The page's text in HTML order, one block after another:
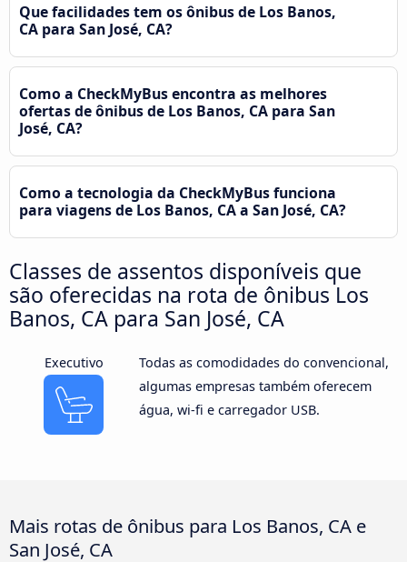
Que facilidades tem os ônibus de Los Banos,
CA para San José, CA?
Como a CheckMyBus encontra as melhores
ofertas de ônibus de Los Banos, CA para San
José, CA?
Como a tecnologia da CheckMyBus funciona
para viagens de Los Banos, CA a San José, CA?
Classes de assentos disponíveis que
são oferecidas na rota de ônibus Los
Banos, CA para San José, CA
Executivo
Todas as comodidades do convencional,
algumas empresas também oferecem
água, wi-fi e carregador USB.
Mais rotas de ônibus para Los Banos, CA e
San José, CA